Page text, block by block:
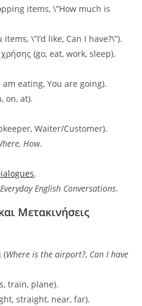
items, \”How much is
items, \”I’d like, Can I have?\”).
(go, eat, work, sleep).
eating, You are going).
on, at).
Waiter/Customer).
How.
.
Everyday English Conversations.
Μετακινήσεις
(Where is the airport?, Can I have
train, plane).
straight, near, far).